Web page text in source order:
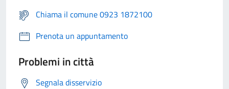
Chiama il comune 0923 1872100
Prenota un appuntamento
Problemi in città
Segnala disservizio